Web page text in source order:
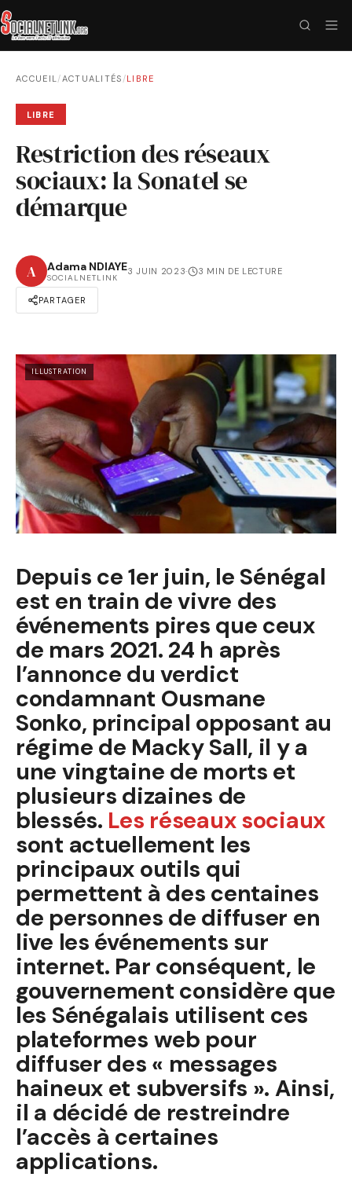
ACCUEIL/ACTUALITÉS /LIBRE
LIBRE
Restriction des réseaux
sociaux: la Sonatel se
démarque
A Adama NDIAYE
SOCIALNETLINK
3 JUIN 2023· 3 MIN DE LECTURE
PARTAGER
ILLUSTRATION
Depuis ce 1er juin, le Sénégal
est en train de vivre des
événements pires que ceux
de mars 2021. 24 h après
l’annonce du verdict
condamnant Ousmane
Sonko, principal opposant au
régime de Macky Sall, il y a
une vingtaine de morts et
plusieurs dizaines de
blessés. Les réseaux sociaux
sont actuellement les
principaux outils qui
permettent à des centaines
de personnes de diffuser en
live les événements sur
internet. Par conséquent, le
gouvernement considère que
les Sénégalais utilisent ces
plateformes web pour
diffuser des « messages
haineux et subversifs ». Ainsi,
il a décidé de restreindre
l’accès à certaines
applications.